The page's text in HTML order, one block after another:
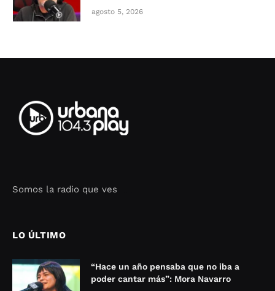
agosto 5, 2026
Somos la radio que ves
LO ÚLTIMO
“Hace un año pensaba que no iba a
poder cantar más”: Mora Navarro